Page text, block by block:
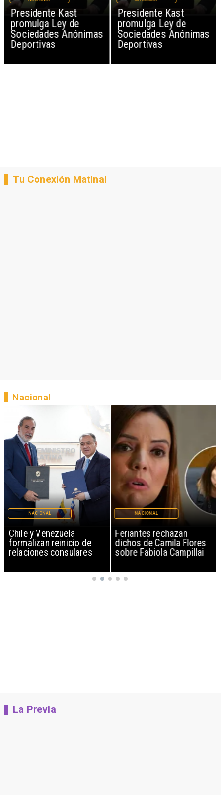
Presidente Kast
promulga Ley de
Sociedades Anónimas
Deportivas
Presidente Kast
promulga Ley de
Sociedades Anónimas
Deportivas
Tu Conexión Matinal
Chile y Venezuela
formalizan reinicio de
relaciones consulares
NACIONAL
Feriantes rechazan
dichos de Camila Flores
sobre Fabiola Campillai
NACIONAL
Nacional
La Previa